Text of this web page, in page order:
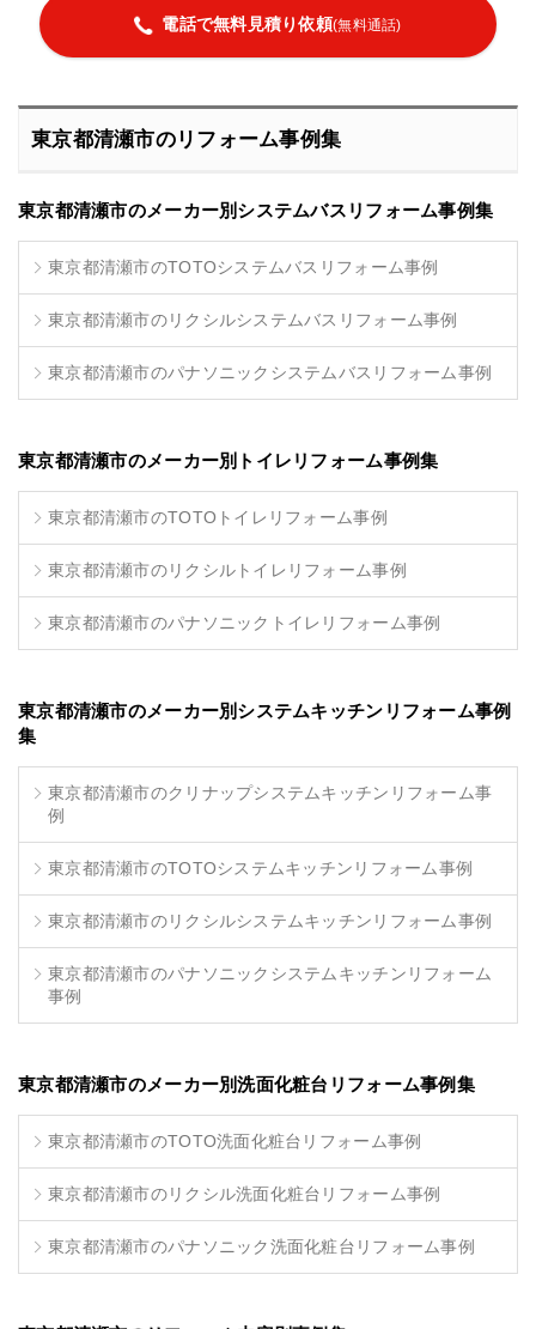
電話で無料見積り依頼(無料通話)
東京都清瀬市のリフォーム事例集
東京都清瀬市のメーカー別システムバスリフォーム事例集
東京都清瀬市のTOTOシステムバスリフォーム事例
東京都清瀬市のリクシルシステムバスリフォーム事例
東京都清瀬市のパナソニックシステムバスリフォーム事例
東京都清瀬市のメーカー別トイレリフォーム事例集
東京都清瀬市のTOTOトイレリフォーム事例
東京都清瀬市のリクシルトイレリフォーム事例
東京都清瀬市のパナソニックトイレリフォーム事例
東京都清瀬市のメーカー別システムキッチンリフォーム事例
集
東京都清瀬市のクリナップシステムキッチンリフォーム事
例
東京都清瀬市のTOTOシステムキッチンリフォーム事例
東京都清瀬市のリクシルシステムキッチンリフォーム事例
東京都清瀬市のパナソニックシステムキッチンリフォーム
事例
東京都清瀬市のメーカー別洗面化粧台リフォーム事例集
東京都清瀬市のTOTO洗面化粧台リフォーム事例
東京都清瀬市のリクシル洗面化粧台リフォーム事例
東京都清瀬市のパナソニック洗面化粧台リフォーム事例